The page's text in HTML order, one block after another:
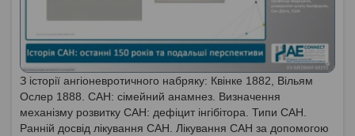
З історії ангіоневротичного набряку: Квінке 1882, Вільям
Ослер 1888. САН: сімейний анамнез. Визначення
механізму розвитку САН: дефіцит інгібітора. Типи САН.
Ранній досвід лікування САН. Лікування САН за допомогою